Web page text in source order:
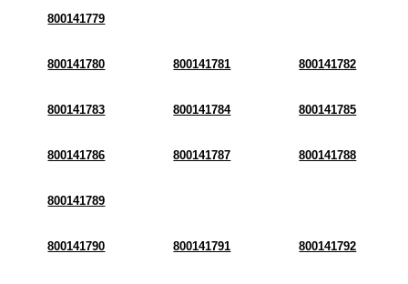
800141779
800141780 800141781 800141782
800141783 800141784 800141785
800141786 800141787 800141788
800141789
800141790 800141791 800141792